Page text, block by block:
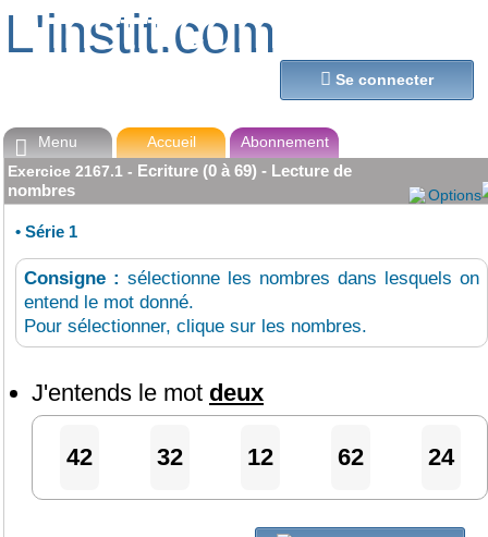
 Se connecter
L'instit.com
L'instit.com
 Menu Accueil
Abonnement
Exercice 2167.1 - Ecriture (0 à 69) - Lecture de
nombres
Options
• Série 1
Consigne : sélectionne les nombres dans lesquels on
entend le mot donné.
Pour sélectionner, clique sur les nombres.
J'entends le mot deux
42 32 12 62 24